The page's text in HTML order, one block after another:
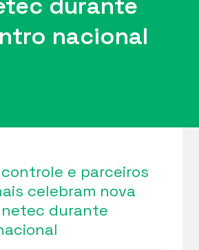
nacional
e parceiros
celebram nova
durante